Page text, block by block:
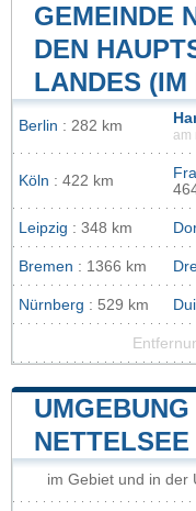
GEMEINDE
DEN
LANDES
Berlin : 282 km
am
Köln : 422 km
Leipzig : 348 km
Bremen : 1366 km
Nürnberg : 529 km
NETTELSEE
im Gebiet und in der